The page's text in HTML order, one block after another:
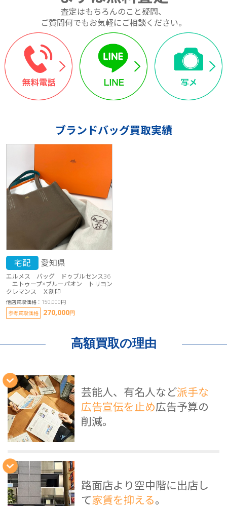
査定はもちろんのこと疑問、
ご質問何でもお気軽にご相談ください。
ブランドバッグ買取実績
宅配 愛知県
エルメス バッグ ドゥブルセンス36
エトゥープ×ブルーパオン トリヨン
クレマンス Ｘ刻印
他店買取価格：150,000円
参考買取価格
270,000円
高額買取の理由
芸能人、有名人など派手な
広告宣伝を止め広告予算の
削減。
路面店より空中階に出店し
て家賃を抑える。